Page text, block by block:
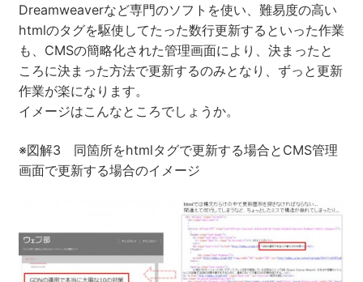
Dreamweaverなど専門のソフトを使い、難易度の高い
htmlのタグを駆使してたった数行更新するといった作業
も、CMSの簡略化された管理画面により、決まったと
ころに決まった方法で更新するのみとなり、ずっと更新
作業が楽になります。
イメージはこんなところでしょうか。
※図解3 同箇所をhtmlタグで更新する場合とCMS管理
画面で更新する場合のイメージ